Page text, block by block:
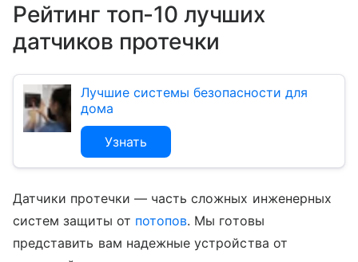
Рейтинг топ-10 лучших
датчиков протечки
Лучшие системы безопасности для
дома
Узнать
Датчики протечки — часть сложных инженерных
систем защиты от потопов. Мы готовы
представить вам надежные устройства от